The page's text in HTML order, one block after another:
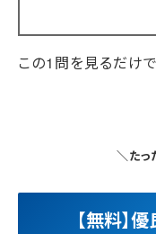
この1問を見るだけ
＼たっ
【無料】